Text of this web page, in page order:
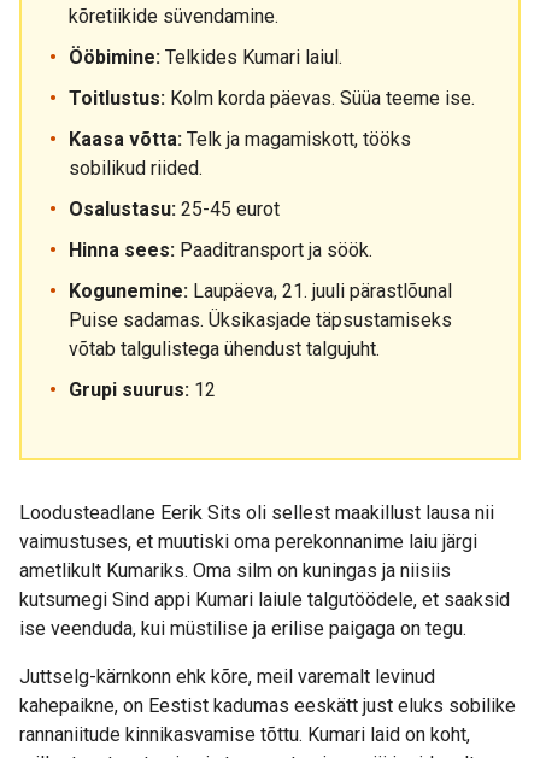
kõretiikide süvendamine.
Ööbimine: Telkides Kumari laiul.
Toitlustus: Kolm korda päevas. Süüa teeme ise.
Kaasa võtta: Telk ja magamiskott, tööks
sobilikud riided.
Osalustasu: 25-45 eurot
Hinna sees: Paaditransport ja söök.
Kogunemine: Laupäeva, 21. juuli pärastlõunal
Puise sadamas. Üksikasjade täpsustamiseks
võtab talgulistega ühendust talgujuht.
Grupi suurus: 12
Loodusteadlane Eerik Sits oli sellest maakillust lausa nii
vaimustuses, et muutiski oma perekonnanime laiu järgi
ametlikult Kumariks. Oma silm on kuningas ja niisiis
kutsumegi Sind appi Kumari laiule talgutöödele, et saaksid
ise veenduda, kui müstilise ja erilise paigaga on tegu.
Juttselg-kärnkonn ehk kõre, meil varemalt levinud
kahepaikne, on Eestist kadumas eeskätt just eluks sobilike
rannaniitude kinnikasvamise tõttu. Kumari laid on koht,